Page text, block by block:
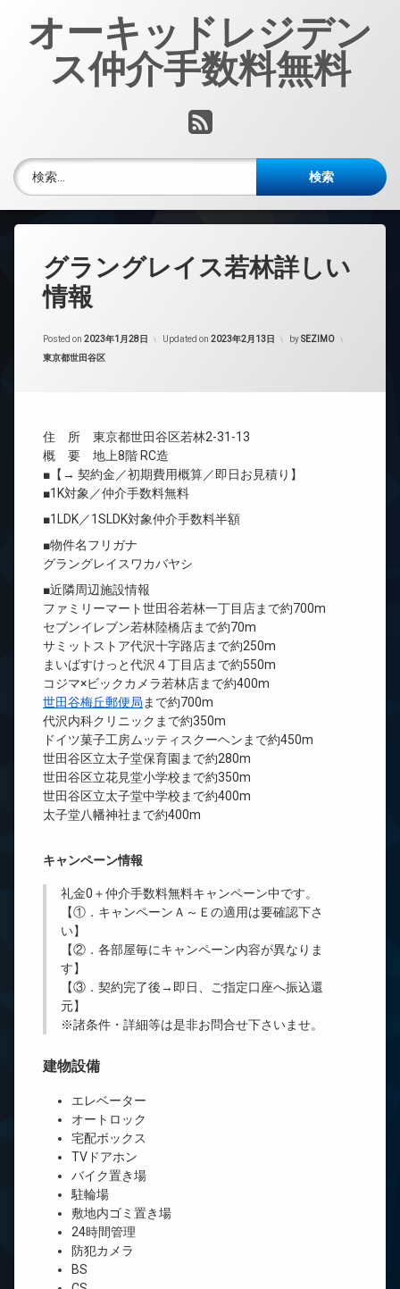
オーキッドレジデン
ス仲介手数料無料
RSS
検索:
グラングレイス若林詳しい
情報
Posted on 2023年1月28日 Updated on 2023年2月13日 bySEZIMO
カテゴリー:
東京都世田谷区
住 所 東京都世田谷区若林2-31-13
概 要 地上8階 RC造
■【→ 契約金／初期費用概算／即日お見積り】
■1K対象／仲介手数料無料
■1LDK／1SLDK対象仲介手数料半額
■物件名フリガナ
グラングレイスワカバヤシ
■近隣周辺施設情報
ファミリーマート世田谷若林一丁目店まで約700m
セブンイレブン若林陸橋店まで約70m
サミットストア代沢十字路店まで約250m
まいばすけっと代沢４丁目店まで約550m
コジマ×ビックカメラ若林店まで約400m
世田谷梅丘郵便局 まで約700m
代沢内科クリニックまで約350m
ドイツ菓子工房ムッティスクーヘンまで約450m
世田谷区立太子堂保育園まで約280m
世田谷区立花見堂小学校まで約350m
世田谷区立太子堂中学校まで約400m
太子堂八幡神社まで約400m
キャンペーン情報
礼金0 ＋仲介手数料無料キャンペーン中です。
【①．キャンペーンＡ～Ｅの適用は要確認下さ
い】
【②．各部屋毎にキャンペーン内容が異なりま
す】
【③．契約完了後→即日、ご指定口座へ振込還
元】
※諸条件・詳細等は是非お問合せ下さいませ。
建物設備
エレベーター
オートロック
宅配ボックス
TVドアホン
バイク置き場
駐輪場
敷地内ゴミ置き場
24時間管理
防犯カメラ
BS